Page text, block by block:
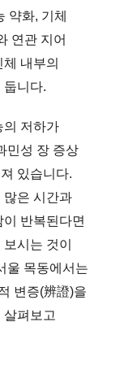
약화, 기체
연관 지어
내부의
둡니다.
의 저하가
민성 장 증상
있습니다.
많은 시간과
반복된다면
시는 것이
울 목동에서는
변증(辨證)을
살펴보고